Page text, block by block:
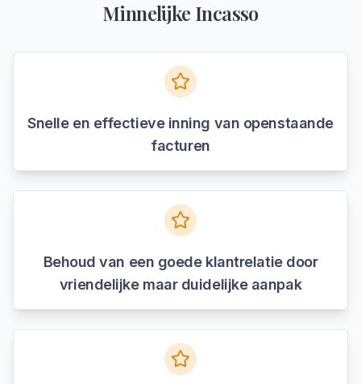
Minnelijke Incasso
Snelle en effectieve inning van openstaande
facturen
Behoud van een goede klantrelatie door
vriendelijke maar duidelijke aanpak